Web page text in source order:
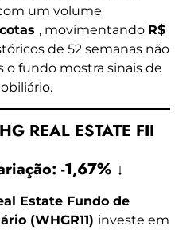
um volume
, movimentando R$
de 52 semanas não
o fundo mostra sinais de
REAL ESTATE FII
-1,67% ↓
Estate Fundo de
(WHGR11) investe em